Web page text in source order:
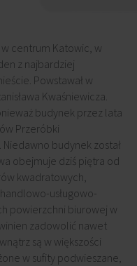
centrum Katowic, w
z najbardziej
Powstawał w
Kwaśniewicza.
budynek przez lata
Przeróbki
budynek został
obejmuje dziś piętra od
kwadratowych,
usługowo-
powierzchni biurowej w
zadowolić nawet
są w większości
w sufity podwieszane,